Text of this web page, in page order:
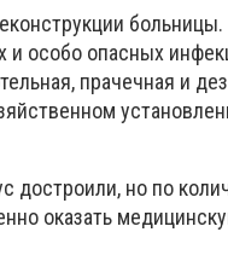
и особо опасных
прачечная и
достроили, но по
оказать